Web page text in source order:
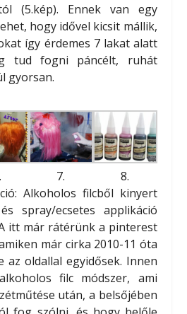
(5.kép). Ennek van egy
hogy idővel kicsit mállik,
így érdemes 7 lakat alatt
tud fogni páncélt, ruhát
gyorsan.
7.
8.
Alkoholos filcből kinyert
spray/ecsetes applikáció
itt már rátérünk a pinterest
már cirka 2010-11 óta
az oldallal egyidősek. Innen
filc módszer, ami
után, a belsőjében